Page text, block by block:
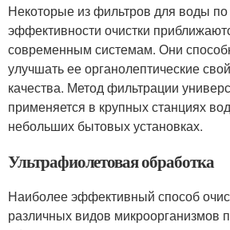
Некоторые из фильтров для воды по
эффективности очистки
современным системам. Они
улучшать ее органолептические
качества. Метод фильтрации
применяется в крупных станциях
небольших бытовых установках.
Ультрафиолетовая обработка
Наиболее эффективный способ
различных видов микроорганизмов